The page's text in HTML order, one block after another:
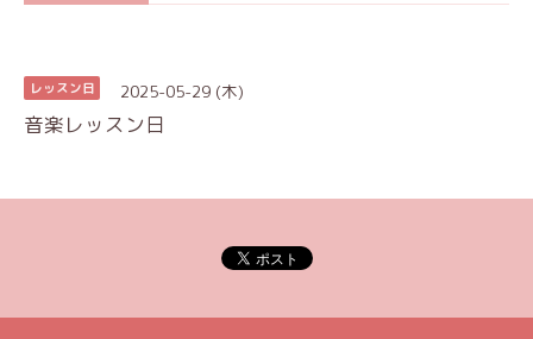
レッスン日 2025-05-29 (木)
音楽レッスン日